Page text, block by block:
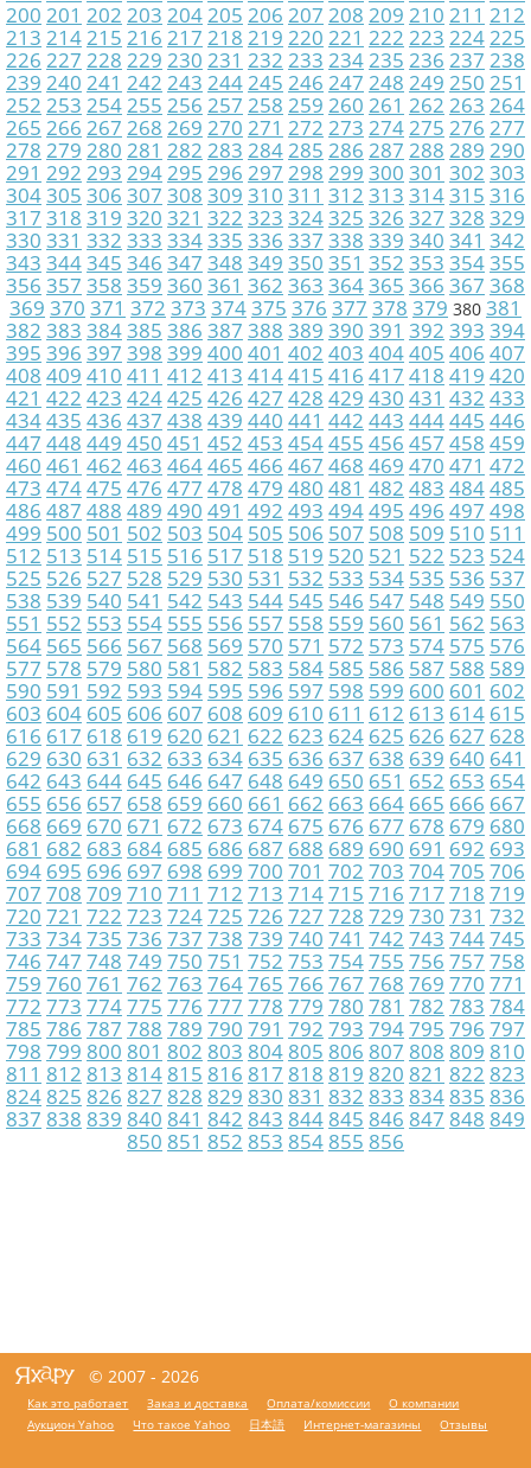
200 201 202 203 204205 206 207 208 209 210 211 212
213 214215 216 217 218 219 220 221 222 223 224225
226 227 228 229 230 231 232 233 234235 236 237 238
239 240 241 242 243 244245 246 247 248 249 250 251
252 253 254255 256 257 258 259 260 261 262 263 264
265 266 267 268 269 270 271 272 273 274275 276 277
278 279 280 281 282 283 284285 286 287 288 289 290
291 292 293 294295 296 297 298 299 300 301 302 303
304305 306 307 308 309 310 311 312 313 314315 316
317 318 319 320 321 322 323 324325 326 327 328 329
330 331 332 333 334335 336 337 338 339 340 341 342
343 344345 346 347 348 349 350 351 352 353 354355
356 357 358 359 360 361 362 363 364365 366 367 368
369 370 371 372 373 374375 376 377 378 379 380 381
382 383 384385 386 387 388 389 390 391 392 393 394
395 396 397 398 399 400 401 402 403 404405 406 407
408 409 410 411 412 413 414415 416 417 418 419 420
421 422 423 424425 426 427 428 429 430 431 432 433
434435 436 437 438 439 440 441 442 443 444445 446
447 448 449 450 451 452 453 454455 456 457 458 459
460 461 462 463 464465 466 467 468 469 470 471 472
473 474475 476 477 478 479 480 481 482 483 484485
486 487 488 489 490 491 492 493 494495 496 497 498
499 500 501 502 503 504 505 506 507 508 509 510 511
512 513 514 515 516 517 518 519 520 521 522 523 524
525 526 527 528 529 530 531 532 533 534 535 536 537
538 539 540 541 542 543 544 545 546 547 548 549 550
551 552 553 554 555 556 557 558 559 560 561 562 563
564 565 566 567 568 569 570 571 572 573 574 575 576
577 578 579 580 581 582 583 584 585 586 587 588 589
590 591 592 593 594 595 596 597 598 599 600 601 602
603 604 605 606 607 608 609 610 611 612 613 614 615
616 617 618 619 620 621 622 623 624 625 626 627 628
629 630 631 632 633 634 635 636 637 638 639 640 641
642 643 644 645 646 647 648 649 650 651 652 653 654
655 656 657 658 659 660 661 662 663 664 665 666 667
668 669 670 671 672 673 674 675 676 677 678 679 680
681 682 683 684 685 686 687 688 689 690 691 692 693
694 695 696 697 698 699 700 701 702 703 704705 706
707 708 709 710 711 712 713 714715 716 717 718 719
720 721 722 723 724725 726 727 728 729 730 731 732
733 734735 736 737 738 739 740 741 742 743 744745
746 747 748 749 750 751 752 753 754755 756 757 758
759 760 761 762 763 764765 766 767 768 769 770 771
772 773 774775 776 777 778 779 780 781 782 783 784
785 786 787 788 789 790 791 792 793 794795 796 797
798 799 800 801 802 803 804 805 806 807 808 809 810
811 812 813 814 815 816 817 818 819 820 821 822 823
824 825 826 827 828 829 830 831 832 833 834 835 836
837 838 839 840 841 842 843 844 845 846 847 848 849
850 851 852 853 854 855 856
© 2007 - 2026
Как это работает Заказ и доставка Оплата/комиссии
О компании
Аукцион Yahoo
Что такое Yahoo 日本語 Интернет-магазины Отзывы